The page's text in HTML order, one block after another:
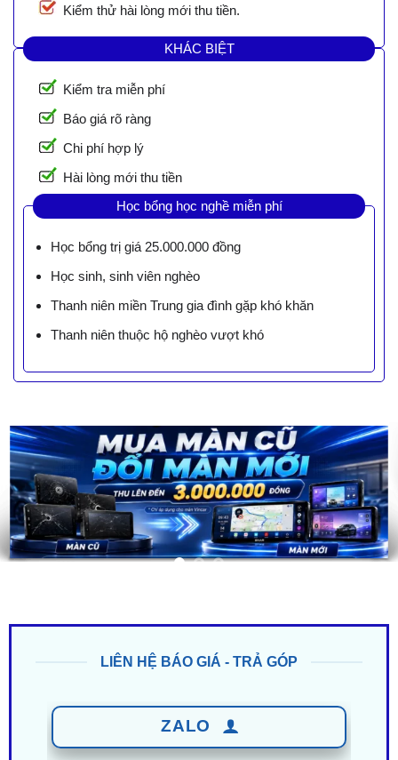
Kiểm thử hài lòng mới thu tiền.
KHÁC BIỆT
Kiểm tra miễn phí
Báo giá rõ ràng
Chi phí hợp lý
Hài lòng mới thu tiền
Học bổng học nghề miễn phí
Học bổng trị giá 25.000.000 đồng
Học sinh, sinh viên nghèo
Thanh niên miền Trung gia đình gặp khó khăn
Thanh niên thuộc hộ nghèo vượt khó
0949 60 3979